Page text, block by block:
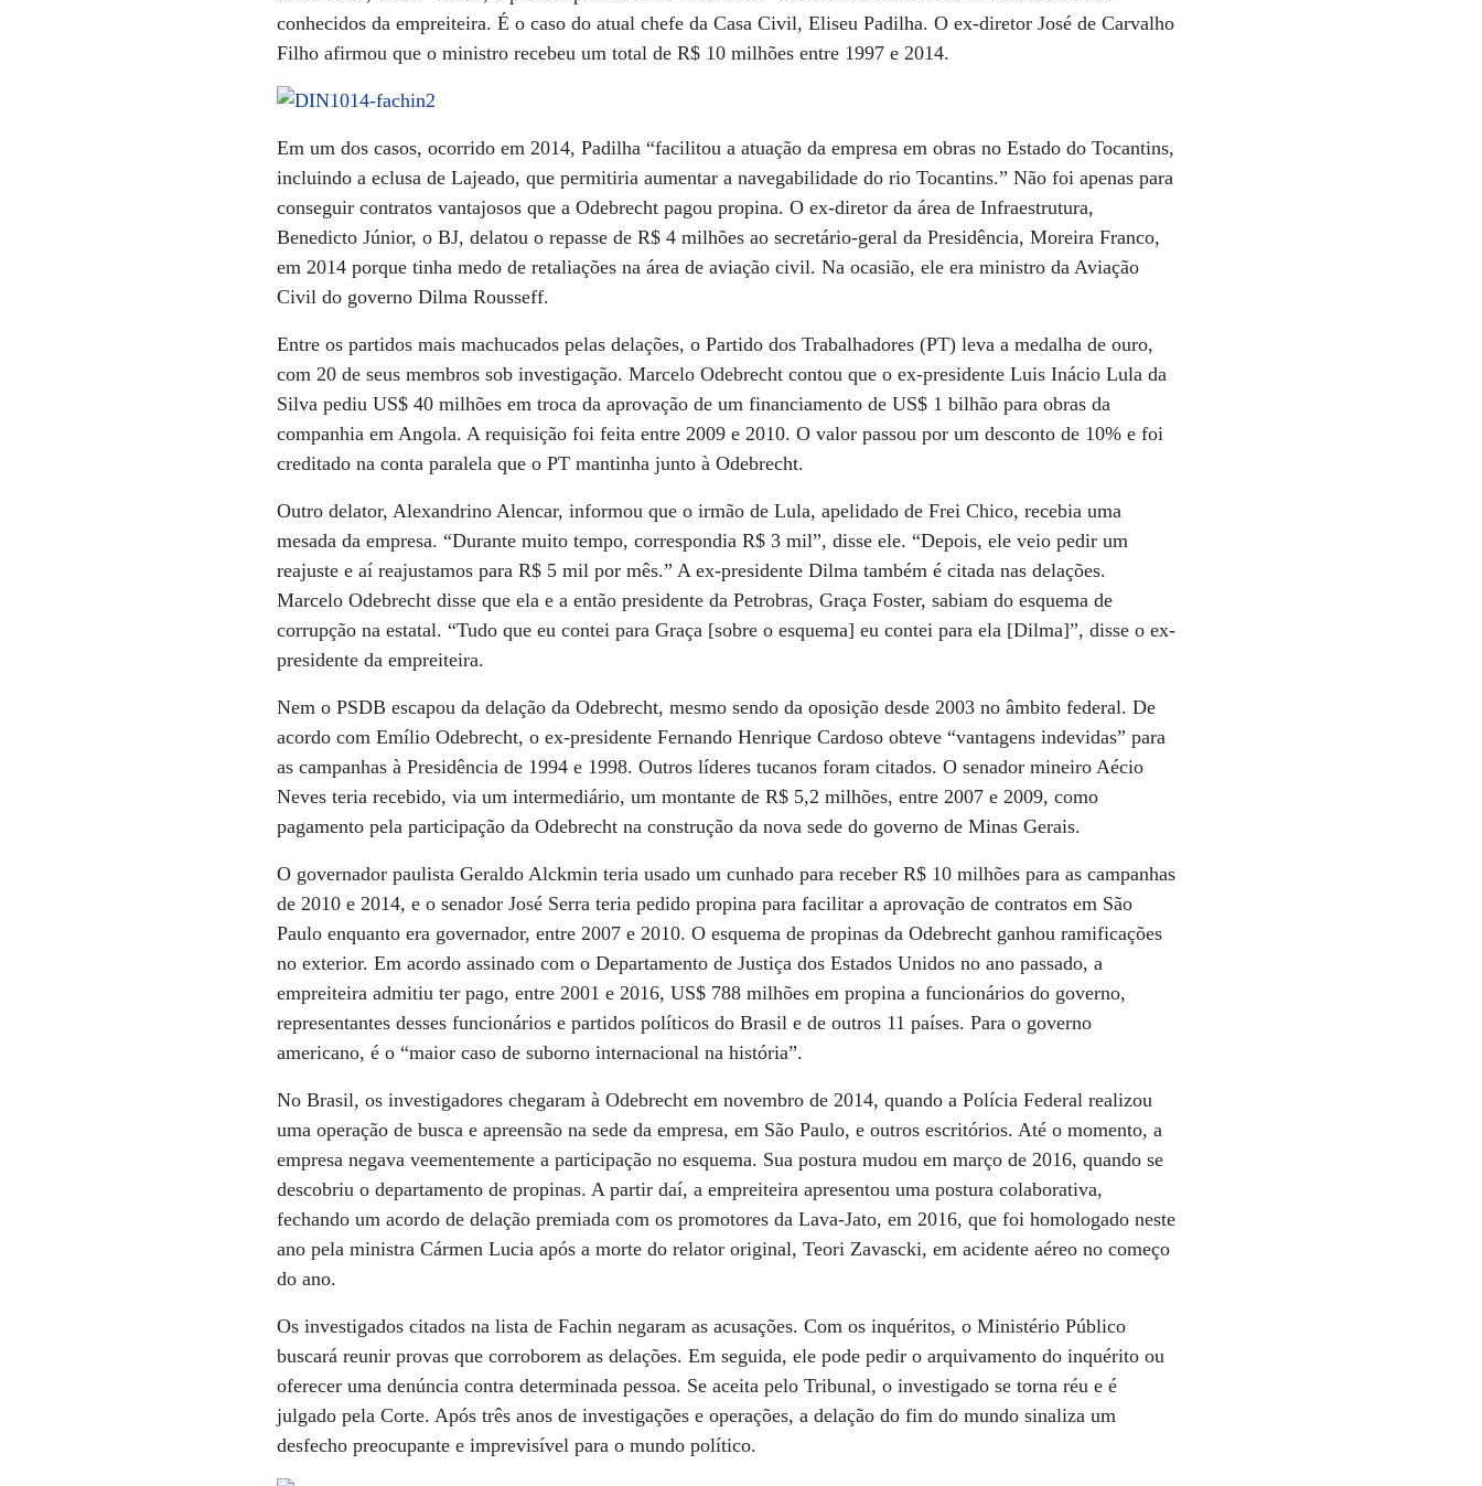
conhecidos da empreiteira. É o caso do atual chefe da Casa Civil, Eliseu Padilha. O ex-diretor José de Carvalho
Filho afirmou que o ministro recebeu um total de R$ 10 milhões entre 1997 e 2014.
Em um dos casos, ocorrido em 2014, Padilha “facilitou a atuação da empresa em obras no Estado do Tocantins,
incluindo a eclusa de Lajeado, que permitiria aumentar a navegabilidade do rio Tocantins.” Não foi apenas para
conseguir contratos vantajosos que a Odebrecht pagou propina. O ex-diretor da área de Infraestrutura,
Benedicto Júnior, o BJ, delatou o repasse de R$ 4 milhões ao secretário-geral da Presidência, Moreira Franco,
em 2014 porque tinha medo de retaliações na área de aviação civil. Na ocasião, ele era ministro da Aviação
Civil do governo Dilma Rousseff.
Entre os partidos mais machucados pelas delações, o Partido dos Trabalhadores (PT) leva a medalha de ouro,
com 20 de seus membros sob investigação. Marcelo Odebrecht contou que o ex-presidente Luis Inácio Lula da
Silva pediu US$ 40 milhões em troca da aprovação de um financiamento de US$ 1 bilhão para obras da
companhia em Angola. A requisição foi feita entre 2009 e 2010. O valor passou por um desconto de 10% e foi
creditado na conta paralela que o PT mantinha junto à Odebrecht.
Outro delator, Alexandrino Alencar, informou que o irmão de Lula, apelidado de Frei Chico, recebia uma
mesada da empresa. “Durante muito tempo, correspondia R$ 3 mil”, disse ele. “Depois, ele veio pedir um
reajuste e aí reajustamos para R$ 5 mil por mês.” A ex-presidente Dilma também é citada nas delações.
Marcelo Odebrecht disse que ela e a então presidente da Petrobras, Graça Foster, sabiam do esquema de
corrupção na estatal. “Tudo que eu contei para Graça [sobre o esquema] eu contei para ela [Dilma]”, disse o ex-
presidente da empreiteira.
Nem o PSDB escapou da delação da Odebrecht, mesmo sendo da oposição desde 2003 no âmbito federal. De
acordo com Emílio Odebrecht, o ex-presidente Fernando Henrique Cardoso obteve “vantagens indevidas” para
as campanhas à Presidência de 1994 e 1998. Outros líderes tucanos foram citados. O senador mineiro Aécio
Neves teria recebido, via um intermediário, um montante de R$ 5,2 milhões, entre 2007 e 2009, como
pagamento pela participação da Odebrecht na construção da nova sede do governo de Minas Gerais.
O governador paulista Geraldo Alckmin teria usado um cunhado para receber R$ 10 milhões para as campanhas
de 2010 e 2014, e o senador José Serra teria pedido propina para facilitar a aprovação de contratos em São
Paulo enquanto era governador, entre 2007 e 2010. O esquema de propinas da Odebrecht ganhou ramificações
no exterior. Em acordo assinado com o Departamento de Justiça dos Estados Unidos no ano passado, a
empreiteira admitiu ter pago, entre 2001 e 2016, US$ 788 milhões em propina a funcionários do governo,
representantes desses funcionários e partidos políticos do Brasil e de outros 11 países. Para o governo
americano, é o “maior caso de suborno internacional na história”.
No Brasil, os investigadores chegaram à Odebrecht em novembro de 2014, quando a Polícia Federal realizou
uma operação de busca e apreensão na sede da empresa, em São Paulo, e outros escritórios. Até o momento, a
empresa negava veementemente a participação no esquema. Sua postura mudou em março de 2016, quando se
descobriu o departamento de propinas. A partir daí, a empreiteira apresentou uma postura colaborativa,
fechando um acordo de delação premiada com os promotores da Lava-Jato, em 2016, que foi homologado neste
ano pela ministra Cármen Lucia após a morte do relator original, Teori Zavascki, em acidente aéreo no começo
do ano.
Os investigados citados na lista de Fachin negaram as acusações. Com os inquéritos, o Ministério Público
buscará reunir provas que corroborem as delações. Em seguida, ele pode pedir o arquivamento do inquérito ou
oferecer uma denúncia contra determinada pessoa. Se aceita pelo Tribunal, o investigado se torna réu e é
julgado pela Corte. Após três anos de investigações e operações, a delação do fim do mundo sinaliza um
desfecho preocupante e imprevisível para o mundo político.